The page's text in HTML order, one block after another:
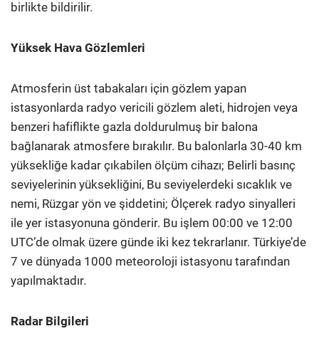
birlikte bildirilir.
Yüksek Hava Gözlemleri
Atmosferin üst tabakaları için gözlem yapan
istasyonlarda radyo vericili gözlem aleti, hidrojen veya
benzeri hafiflikte gazla doldurulmuş bir balona
bağlanarak atmosfere bırakılır. Bu balonlarla 30-40 km
yüksekliğe kadar çıkabilen ölçüm cihazı; Belirli basınç
seviyelerinin yüksekliğini, Bu seviyelerdeki sıcaklık ve
nemi, Rüzgar yön ve şiddetini; Ölçerek radyo sinyalleri
ile yer istasyonuna gönderir. Bu işlem 00:00 ve 12:00
UTC’de olmak üzere günde iki kez tekrarlanır. Türkiye’de
7 ve dünyada 1000 meteoroloji istasyonu tarafından
yapılmaktadır.
Radar Bilgileri